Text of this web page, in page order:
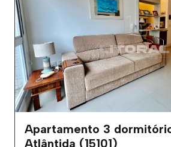
Apartamento 3
Atlântida (15101)